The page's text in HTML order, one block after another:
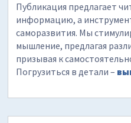
Публикация предлагает
информацию, а
саморазвития. Мы
мышление, предлагая
призывая к
Погрузиться в детали –